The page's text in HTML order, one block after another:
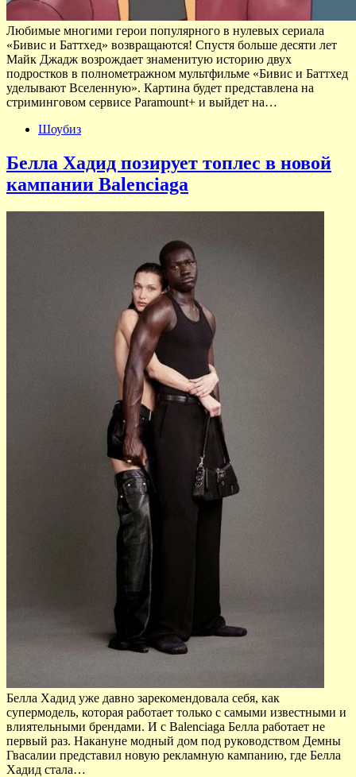
Любимые многими герои популярного в нулевых сериала
«Бивис и Баттхед» возвращаются! Спустя больше десяти лет
Майк Джадж возрождает знаменитую историю двух
подростков в полнометражном мультфильме «Бивис и Баттхед
уделывают Вселенную». Картина будет представлена на
стриминговом сервисе Paramount+ и выйдет на…
Шоубиз
Белла Хадид позирует топлес в новой
кампании Balenciaga
Белла Хадид уже давно зарекомендовала себя, как
супермодель, которая работает только с самыми известными и
влиятельными брендами. И с Balenciaga Белла работает не
первый раз. Накануне модный дом под руководством Демны
Гвасалии представил новую рекламную кампанию, где Белла
Хадид стала…